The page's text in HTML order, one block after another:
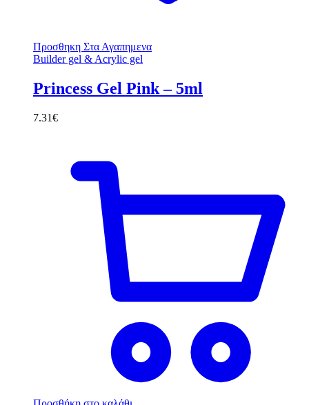
Προσθηκη Στα Αγαπημενα
Builder gel & Acrylic gel
Princess Gel Pink – 5ml
7.31€